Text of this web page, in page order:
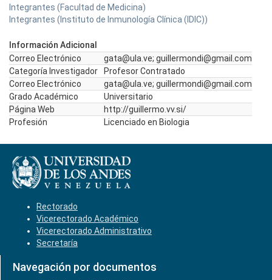
Integrantes (Facultad de Medicina)
Integrantes (Instituto de Inmunología Clínica (IDIC))
Información Adicional
Correo Electrónico
gata@ula.ve; guillermondi@gmail.com
Categoría Investigador
Profesor Contratado
Correo Electrónico
gata@ula.ve; guillermondi@gmail.com
Grado Académico
Universitario
Página Web
http://guillermo.vv.si/
Profesión
Licenciado en Biologia
Rectorado
Vicerectorado Académico
Vicerectorado Administrativo
Secretaría
Navegación por documentos